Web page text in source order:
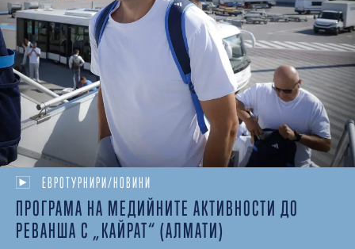
ЕВРОТУРНИРИ/НОВИНИ
ПРОГРАМА НА МЕДИЙНИТЕ АКТИВНОСТИ ДО
РЕВАНША С „КАЙРАТ“ (АЛМАТИ)